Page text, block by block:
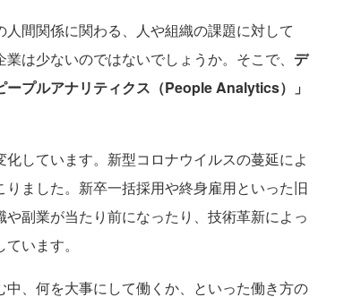
間関係に関わる、人や組織の課題に対して
は少ないのではないでしょうか。そこで、 デ
プルアナリティクス（People Analytics）」
しています。新型コロナウイルスの蔓延によ
ました。新卒一括採用や終身雇用といった旧
副業が当たり前になったり、技術革新によっ
います。
、何を大事にして働くか、といった働き方の